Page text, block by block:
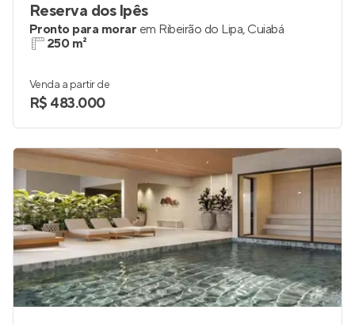
Reserva dos lpês
Pronto para morar em Ribeirão do Lipa, Cuiabá
250 m²
Venda a partir de
R$ 483.000